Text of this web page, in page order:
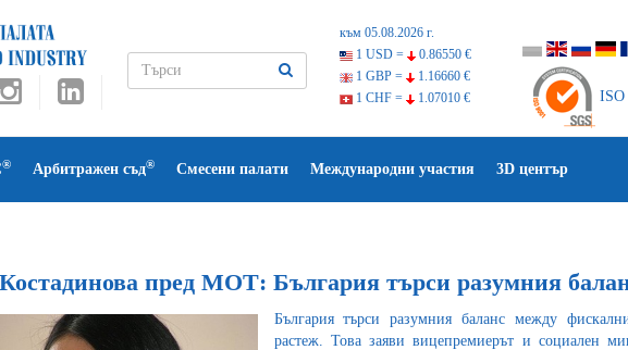
към 05.08.2026 г.
1 USD =
0.86550 €
1 GBP =
1.16660 €
1 CHF =
1.07010 € ISO
® Арбитражен съд® Смесени палати Международни участия 3D център
пред МОТ: България търси разумния
България търси разумния баланс между
растеж. Това заяви вицепремиерът и социален